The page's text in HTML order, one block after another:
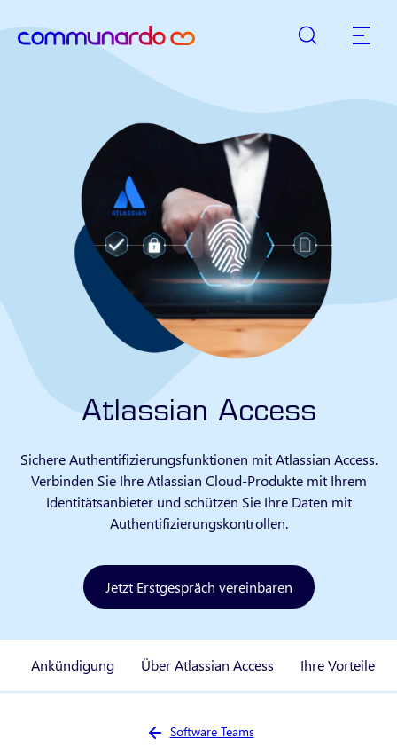
Suche
Atlassian Access
Sichere Authentifizierungsfunktionen mit Atlassian Access.
Verbinden Sie Ihre Atlassian Cloud-Produkte mit Ihrem
Identitätsanbieter und schützen Sie Ihre Daten mit
Authentifizierungskontrollen.
Jetzt Erstgespräch vereinbaren
Ankündigung Über Atlassian Access Ihre Vorteile
Sie sind hier:
Software Teams